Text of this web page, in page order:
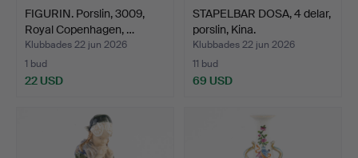
FIGURIN. Porslin, 3009,
Royal Copenhagen, …
Klubbades 22 jun 2026
1 bud
22 USD
STAPELBAR DOSA, 4 delar,
porslin, Kina.
Klubbades 22 jun 2026
11 bud
69 USD